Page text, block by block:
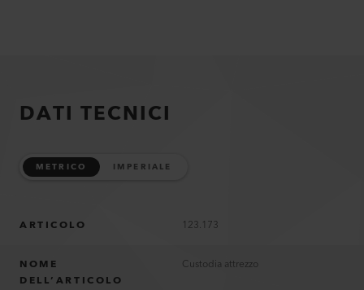
DATI TECNICI
METRICO IMPERIALE
ARTICOLO 123.173
NOME
DELL’ARTICOLO
Custodia attrezzo